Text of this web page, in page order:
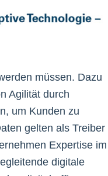
müssen. Dazu
Agilität durch
um Kunden zu
gelten als Treiber
Expertise im
digitale